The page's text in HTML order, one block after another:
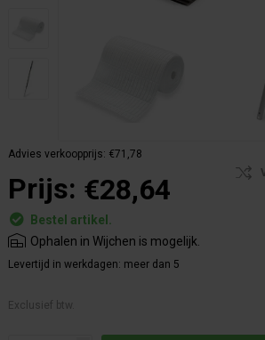
Advies verkoopprijs: €71,78
Prijs: €28,64
Bestel artikel.
Ophalen in Wijchen is mogelijk.
Levertijd in werkdagen: meer dan 5
Exclusief btw.